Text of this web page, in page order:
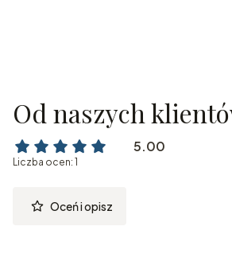
Od naszych
5.00
Liczba ocen: 1
Oceń i opisz